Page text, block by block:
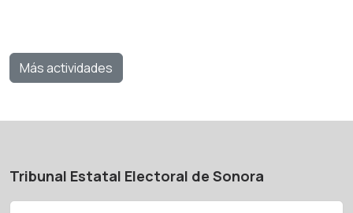
Más actividades
Tribunal Estatal Electoral de Sonora